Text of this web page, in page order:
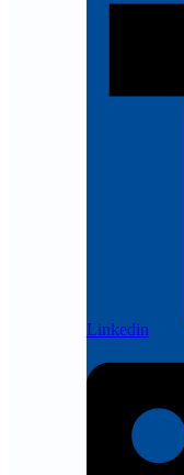
Linkedin